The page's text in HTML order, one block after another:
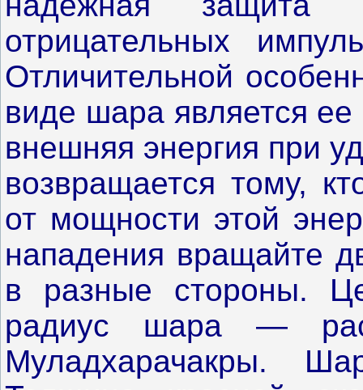
отрицательных
Отличительной
виде шара является
внешняя энергия при
возвращается тому,
от мощности этой
нападения вращайте
в разные стороны.
радиус шара —
Муладхарачакры.